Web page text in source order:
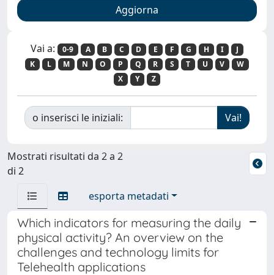
Vai a: 0-9 A B C D E F G H I
J
K
L M N O P Q R S T U V
W
X
Y Z
o inserisci le iniziali:
Mostrati risultati da 2 a 2
di 2
esporta metadati
Which indicators for measuring the daily
physical activity? An overview on the
challenges and technology limits for
Telehealth applications